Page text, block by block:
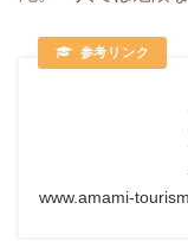
www.amami-